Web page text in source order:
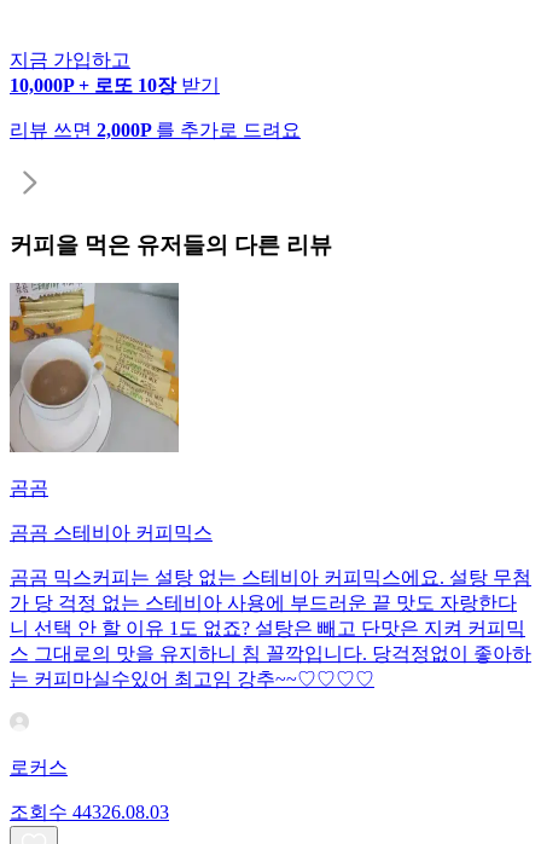
지금 가입하고
10,000P + 로또 10장 받기
리뷰 쓰면 2,000P 를 추가로 드려요
커피 을 먹은 유저들의 다른 리뷰
곰곰
곰곰 스테비아 커피믹스
곰곰 믹스커피는 설탕 없는 스테비아 커피믹스에요. 설탕 무첨
가 당 걱정 없는 스테비아 사용에 부드러운 끝 맛도 자랑한다
니 선택 안 할 이유 1도 없죠? 설탕은 빼고 단맛은 지켜 커피믹
스 그대로의 맛을 유지하니 침 꼴깍입니다. 당걱정없이 좋아하
는 커피마실수있어 최고임 강추~~♡♡♡♡
로커스
조회수 44326.08.03